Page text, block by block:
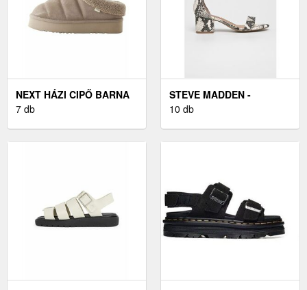
NEXT HÁZI CIPŐ BARNA
7 db
STEVE MADDEN -
SZANDÁL IRENEE
10 db